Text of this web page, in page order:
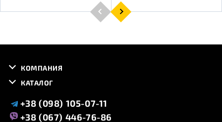
КОМПАНИЯ
КАТАЛОГ
+38 (098) 105-07-11
+38 (067) 446-76-86